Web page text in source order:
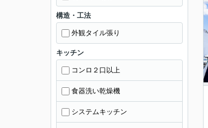
構造・工法
外観タイル張り
キッチン
コンロ２口以上
食器洗い乾燥機
システムキッチン